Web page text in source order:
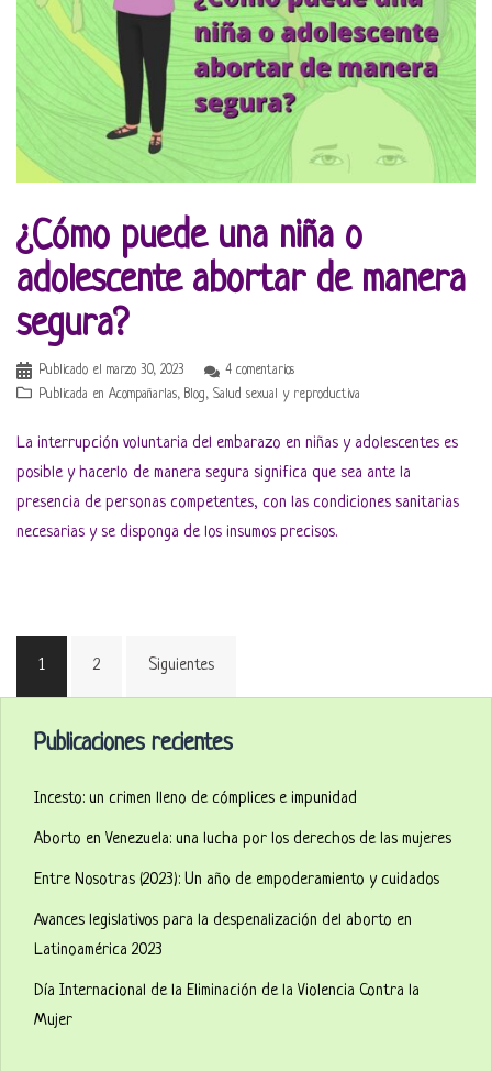
¿Cómo puede una niña o
adolescente abortar de manera
segura?
Publicado el marzo 30, 2023
4 comentarios
Publicada en Acompañarlas, Blog, Salud sexual y reproductiva
La interrupción voluntaria del embarazo en niñas y adolescentes es
posible y hacerlo de manera segura significa que sea ante la
presencia de personas competentes, con las condiciones sanitarias
necesarias y se disponga de los insumos precisos.
Paginación
1 2 Siguientes
Publicaciones recientes
Incesto: un crimen lleno de cómplices e impunidad
Aborto en Venezuela: una lucha por los derechos de las mujeres
Entre Nosotras (2023): Un año de empoderamiento y cuidados
Avances legislativos para la despenalización del aborto en
Latinoamérica 2023
Día Internacional de la Eliminación de la Violencia Contra la
Mujer